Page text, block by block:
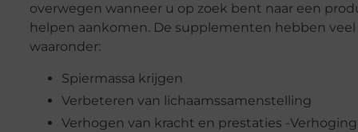
overwegen wanneer u op zoek bent naar een
helpen aankomen. De supplementen hebben veel
waaronder:
Spiermassa krijgen
Verbeteren van lichaamssamenstelling
Verhogen van kracht en prestaties -